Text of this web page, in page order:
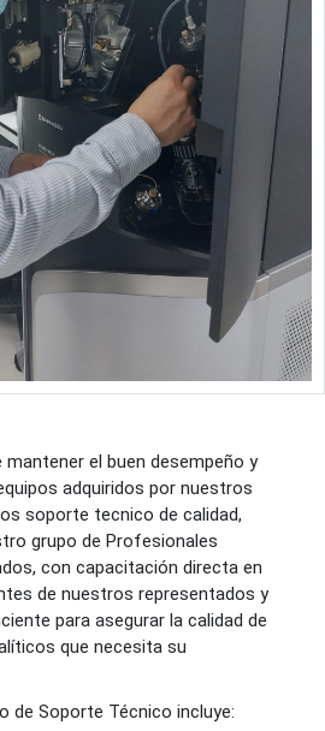
mantener el buen desempeño y
adquiridos por nuestros
soporte tecnico de calidad,
grupo de Profesionales
con capacitación directa en
de nuestros representados y
para asegurar la calidad de
que necesita su
de Soporte Técnico incluye: